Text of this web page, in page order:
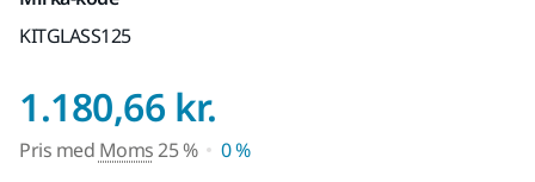
KITGLASS125
1.180,66 kr.
Pris med Moms25 %
0 %